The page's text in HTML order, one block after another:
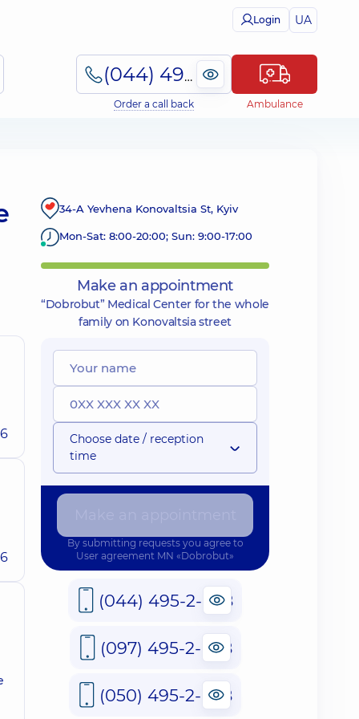
Login UA
(044) 495-2-888
Order a call back Ambulance
34-A Yevhena Konovaltsia St, Kyiv
Mon-Sat: 8:00-20:00; Sun: 9:00-17:00
Make an appointment
“Dobrobut” Medical Center for the whole
family on Konovaltsia street
Choose date / reception
time
By submitting requests you agree to
User agreement MN «Dobrobut»
(044) 495-2-888
(097) 495-2-888
(050) 495-2-888